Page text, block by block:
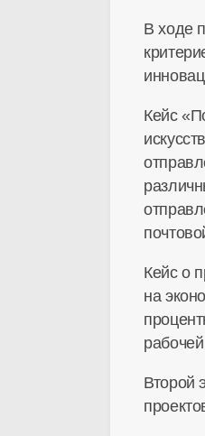
В ходе
Кейс
Кейс о
на
Второй